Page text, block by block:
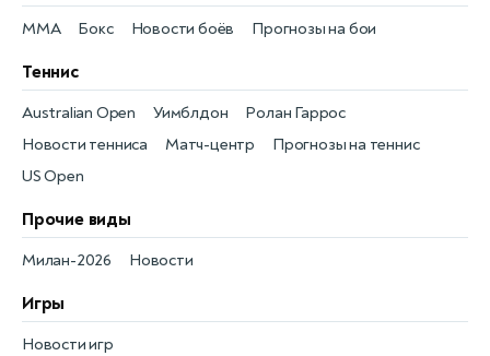
Новости боёв
MMA Прогнозы на бои
Бокс
Теннис
Новости тенниса
Australian Open
Матч-центр
Уимблдон
Прогнозы на теннис
Ролан Гаррос
US Open
Прочие виды
Новости
Милан-2026
Игры
Новости игр